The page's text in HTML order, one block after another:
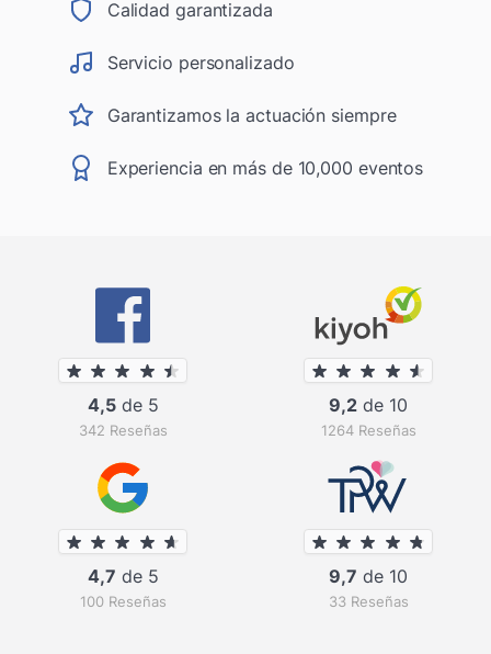
Calidad garantizada
Servicio personalizado
Garantizamos la actuación siempre
Experiencia en más de 10,000 eventos
4,5de 5
342 Reseñas
9,2 de 10
1264 Reseñas
4,7 de 5
100 Reseñas
9,7 de 10
33 Reseñas